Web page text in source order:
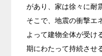
があり、家は徐々に耐
そこで、地震の衝撃エ
よって建物全体が受け
期にわたって持続させ